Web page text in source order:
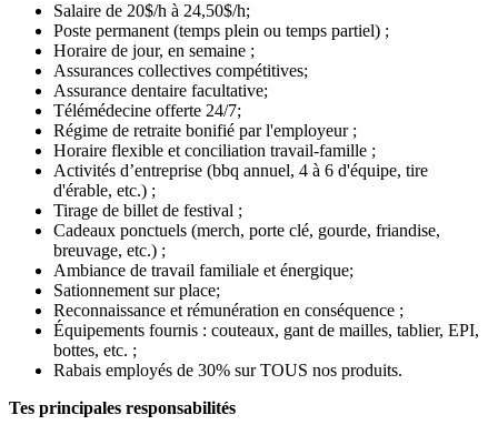
Salaire de 20$/h à 24,50$/h;
Poste permanent (temps plein ou temps partiel) ;
Horaire de jour, en semaine ;
Assurances collectives compétitives;
Assurance dentaire facultative;
Télémédecine offerte 24/7;
Régime de retraite bonifié par l'employeur ;
Horaire flexible et conciliation travail-famille ;
Activités d’entreprise (bbq annuel, 4 à 6 d'équipe, tire
d'érable, etc.) ;
Tirage de billet de festival ;
Cadeaux ponctuels (merch, porte clé, gourde, friandise,
breuvage, etc.) ;
Ambiance de travail familiale et énergique;
Sationnement sur place;
Reconnaissance et rémunération en conséquence ;
Équipements fournis : couteaux, gant de mailles, tablier, EPI,
bottes, etc. ;
Rabais employés de 30% sur TOUS nos produits.
Tes principales responsabilités